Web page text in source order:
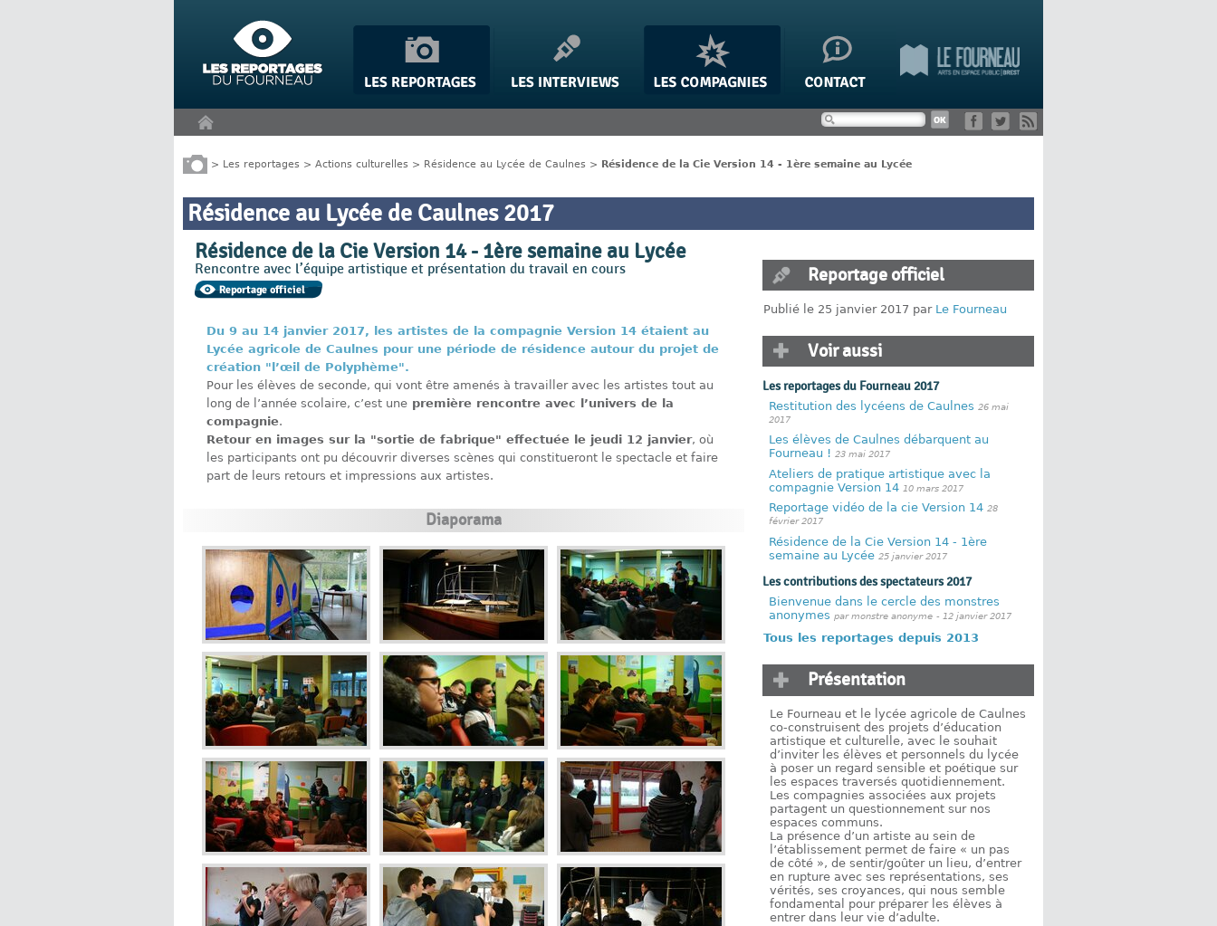
> Les reportages > Actions culturelles > Résidence au Lycée de Caulnes > Résidence de la Cie Version 14 - 1ère semaine au Lycée
Résidence au Lycée de Caulnes 2017
Résidence de la Cie Version 14 - 1ère semaine au Lycée
Rencontre avec l’équipe artistique et présentation du travail en cours
Du 9 au 14 janvier 2017, les artistes de la compagnie Version 14 étaient au
Lycée agricole de Caulnes pour une période de résidence autour du projet de
création "l’œil de Polyphème".
Pour les élèves de seconde, qui vont être amenés à travailler avec les artistes tout au
long de l’année scolaire, c’est une première rencontre avec l’univers de la
compagnie.
Retour en images sur la "sortie de fabrique" effectuée le jeudi 12 janvier, où
les participants ont pu découvrir diverses scènes qui constitueront le spectacle et faire
part de leurs retours et impressions aux artistes.
Diaporama
Reportage officiel
Publié le 25 janvier 2017 par Le Fourneau
Voir aussi
Les reportages du Fourneau 2017
Restitution des lycéens de Caulnes 26 mai
2017
Les élèves de Caulnes débarquent au
Fourneau ! 23 mai 2017
Ateliers de pratique artistique avec la
compagnie Version 14 10 mars 2017
Reportage vidéo de la cie Version 14 28
février 2017
Résidence de la Cie Version 14 - 1ère
semaine au Lycée 25 janvier 2017
Les contributions des spectateurs 2017
Bienvenue dans le cercle des monstres
anonymes par monstre anonyme - 12 janvier 2017
Tous les reportages depuis 2013
Présentation
Le Fourneau et le lycée agricole de Caulnes
co-construisent des projets d’éducation
artistique et culturelle, avec le souhait
d’inviter les élèves et personnels du lycée
à poser un regard sensible et poétique sur
les espaces traversés quotidiennement.
Les compagnies associées aux projets
partagent un questionnement sur nos
espaces communs.
La présence d’un artiste au sein de
l’établissement permet de faire « un pas
de côté », de sentir/goûter un lieu, d’entrer
en rupture avec ses représentations, ses
vérités, ses croyances, qui nous semble
fondamental pour préparer les élèves à
entrer dans leur vie d’adulte.